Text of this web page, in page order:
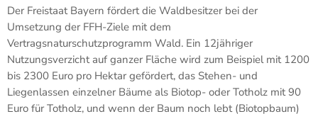
Der Freistaat Bayern fördert die Waldbesitzer bei der
Umsetzung der FFH-Ziele mit dem
Vertragsnaturschutzprogramm Wald. Ein 12jähriger
Nutzungsverzicht auf ganzer Fläche wird zum Beispiel mit 1200
bis 2300 Euro pro Hektar gefördert, das Stehen- und
Liegenlassen einzelner Bäume als Biotop- oder Totholz mit 90
Euro für Totholz, und wenn der Baum noch lebt (Biotopbaum)